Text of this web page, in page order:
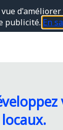
publicité. En